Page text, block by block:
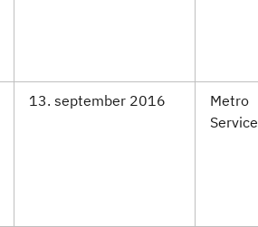
13. september 2016
Metro
Service